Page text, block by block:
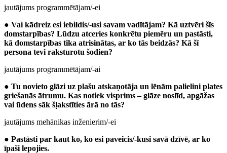
jautājums programmētājam/-ei
● Vai kādreiz esi iebildis/-usi savam vadītājam? Kā uztvēri šīs
domstarpības? Lūdzu atceries konkrētu piemēru un pastāsti,
kā domstarpības tika atrisinātas, ar ko tās beidzās? Kā šī
persona tevi raksturotu šodien?
jautājums programmētājam/-ai
● Tu novieto glāzi uz plašu atskaņotāja un lēnām palielini plates
griešanās ātrumu. Kas notiek visprims – glāze noslīd, apgāžas
vai ūdens sāk šļakstīties ārā no tās?
jautājums mehānikas inženierim/-ei
● Pastāsti par kaut ko, ko esi paveicis/-kusi savā dzīvē, ar ko
īpaši lepojies.